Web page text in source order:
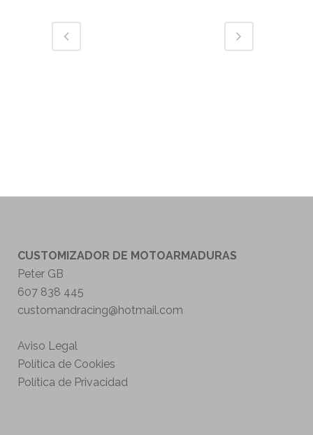
CUSTOMIZADOR DE MOTOARMADURAS
Peter GB
607 838 445
customandracing@hotmail.com
Aviso Legal
Política de Cookies
Política de Privacidad